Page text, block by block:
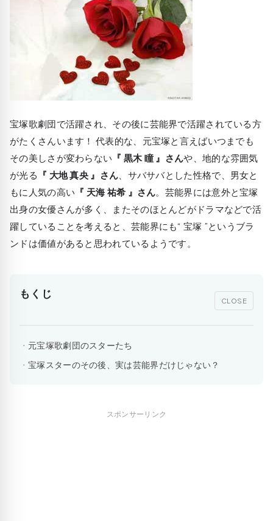
宝塚歌劇団で活躍され、その後に芸能界で活躍されている方
がたくさんいます！ 代表的な、元宝塚と言えばいつまでも
その美しさが変わらない 『 黒木 瞳 』さんや、地的な雰囲気
が光る 『 大地 真央 』さん 、サバサバとした性格で、男女と
もに人気の高い 『 天海 祐希 』さん。芸能界には意外と宝塚
出身の女優さんが多く、またそのほとんどがドラマなどで活
躍していることを考えると、芸能界にも“ 宝塚 ”というブラ
ンドは価値があると思われているようです。
もくじ
CLOSE
元宝塚歌劇団のスターたち
宝塚スターのその後、実は芸能界だけじゃない？
スポンサーリンク